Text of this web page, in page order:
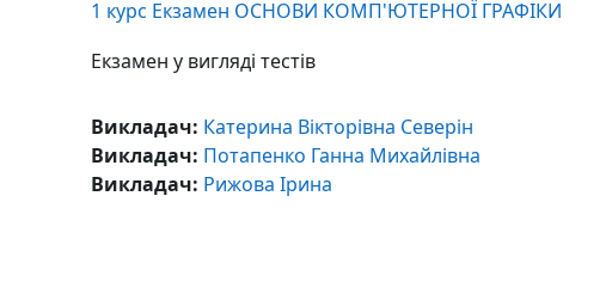
1 курс Екзамен ОСНОВИ КОМП'ЮТЕРНОЇ ГРАФІКИ
Екзамен у вигляді тестів
Викладач: Катерина Вікторівна Северін
Викладач: Потапенко Ганна Михайлівна
Викладач: Рижова Ірина